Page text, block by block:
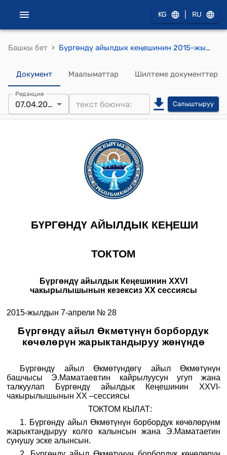
KG RU
Башкы бет › Бүргөндү айылдык кеңешинин 2015-жылдын 7-апрелиндеги № 28 "Бүргөндү айыл Өкмөтүнүн борбордук көчөлөрүн жарыктандыруу жөнүндө" токтому
Документ Маалыматтар Шилтеме документтер
Редакция
07.04.2015 Салыштыруу